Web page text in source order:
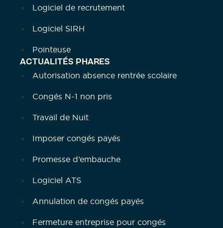
Logiciel de recrutement
Logiciel SIRH
Pointeuse
ACTUALITÉS PHARES
Autorisation absence rentrée scolaire
Congés N-1 non pris
Travail de Nuit
Imposer congés payés
Promesse d’embauche
Logiciel ATS
Annulation de congés payés
Fermeture entreprise pour congés